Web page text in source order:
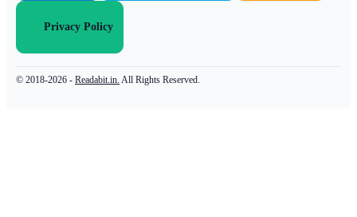
Privacy Policy
© 2018-2026 - Readabit.in. All Rights Reserved.